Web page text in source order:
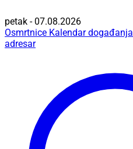
petak - 07.08.2026
Osmrtnice Kalendar događanja
adresar